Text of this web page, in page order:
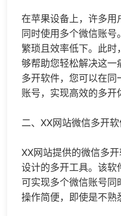
在苹果设备上，许多用
同时使用多个微信账
繁琐且效率低下。此时
够帮助您轻松解决这一
多开软件，您可以在
账号，实现高效的多开
二、XX网站微信多开
XX网站提供的微信多
设计的多开工具。该软
可实现多个微信账号同
操作简便，即使是不熟